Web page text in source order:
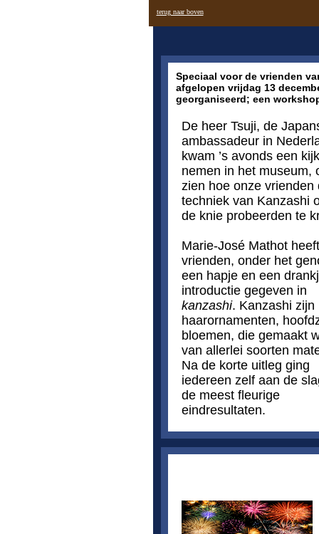
terug naar boven
Speciaal voor de vrienden
afgelopen vrijdag 13
georganiseerd; een
De heer Tsuji, de
ambassadeur in
kwam ’s avonds een
nemen in het museum,
zien hoe onze vrienden
techniek van Kanzashi
de knie probeerden te
Marie-José Mathot
vrienden, onder het
een hapje en een
introductie gegeven in
kanzashi. Kanzashi zijn
haarornamenten,
bloemen, die gemaakt
van allerlei soorten
Na de korte uitleg ging
iedereen zelf aan de
de meest fleurige
eindresultaten.